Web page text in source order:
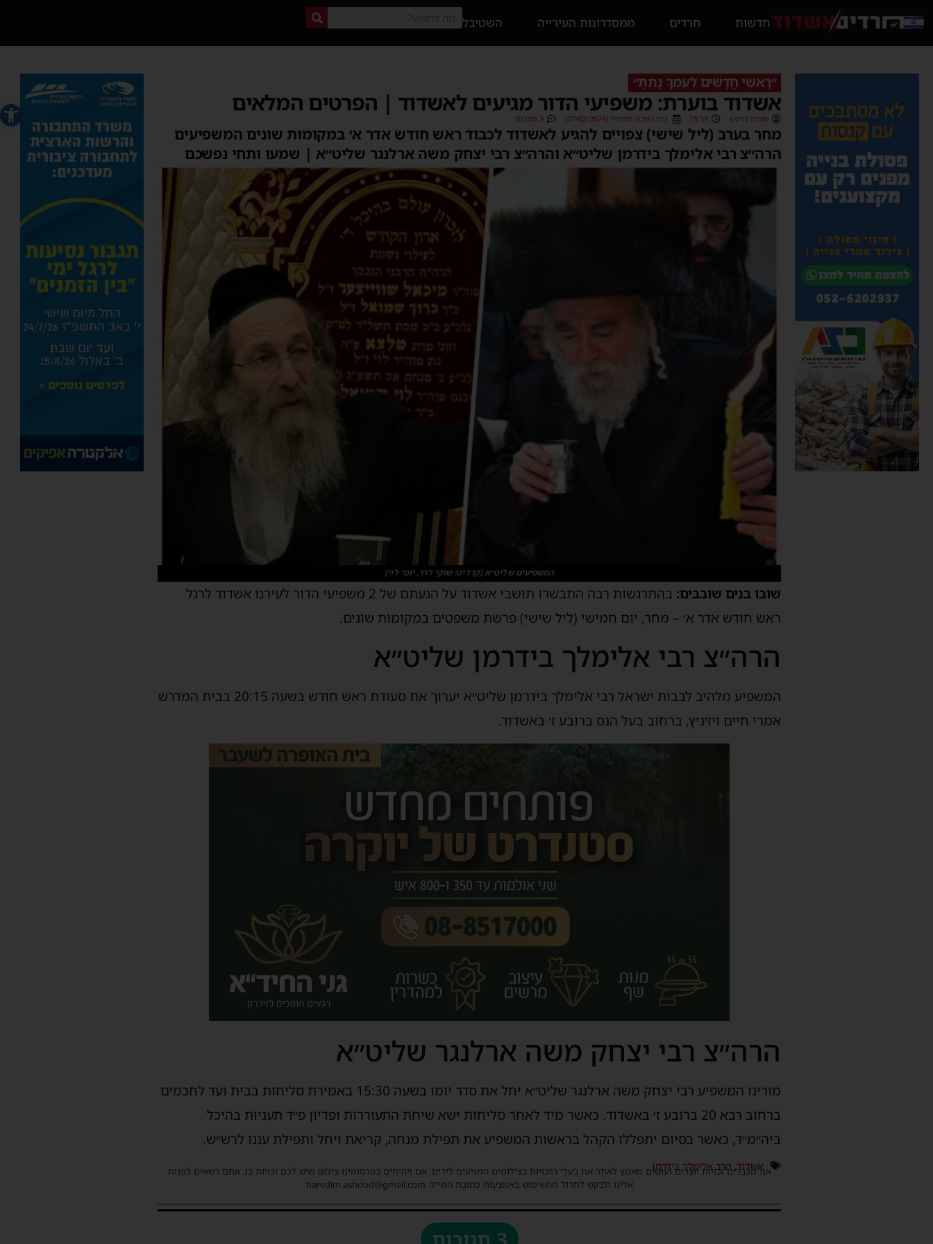
פתח
חדשות חרדים ממסדרונות העירייה השטיבל
״רָאשֵׁי חֳדָשִׁים לְעַמְּךָ נָתַתָּ״
אשדוד בוערת: משפיעי הדור מגיעים לאשדוד | הפרטים המלאים
מנחם דויטש 15:59 כ״ח בשבט תשפ״ד (07/02/2024) 3 תגובות
מחר בערב (ליל שישי) צפויים להגיע לאשדוד לכבוד ראש חודש אדר א׳ במקומות שונים המשפיעים
הרה״צ רבי אלימלך בידרמן שליט״א והרה״צ רבי יצחק משה ארלנגר שליט״א | שמעו ותחי נפשכם
המשפיעים שליט״א (קרדיט: שוקי לרר, יוסי לוי)
שובו בנים שובבים:
בהתרגשות רבה התבשרו תושבי אשדוד על הגעתם של 2 משפיעי הדור לעירנו אשדוד לרגל
ראש חודש אדר א׳ – מחר, יום חמישי (ליל שישי) פרשת משפטים במקומות שונים.
הרה״צ רבי אלימלך בידרמן שליט״א
המשפיע מלהיב לבבות ישראל רבי אלימלך בידרמן שליט״א יערוך את סעודת ראש חודש בשעה 20:15 בבית המדרש
אמרי חיים ויז׳ניץ, ברחוב בעל הנס ברובע ז׳ באשדוד.
הרה״צ רבי יצחק משה ארלנגר שליט״א
מורינו המשפיע רבי יצחק משה ארלנגר שליט״א יחל את סדר יומו בשעה 15:30 באמירת סליחות בבית ועד לחכמים
ברחוב רבא 20 ברובע ז׳ באשדוד. כאשר מיד לאחר סליחות ישא שיחת התעוררות ופדיון פ״ד תעניות בהיכל
ביה״מ״ד, כאשר בסיום יתפללו הקהל בראשות המשפיע את תפילת מנחה, קריאת ויחל ותפילת עננו לרש״ש.
אשדוד, הרב אלימלך בידרמן
אנו מכבדים זכויות יוצרים ועושים מאמץ לאתר את בעלי הזכויות בצילומים המגיעים לידינו. אם זיהיתים בפרסומינו צילום שיש לכם זכויות בו, אתם רשאים לפנות
אלינו ולבקש לחדול מהשימוש באמצעות כתובת המייל: haredim.ashdod@gmail.com